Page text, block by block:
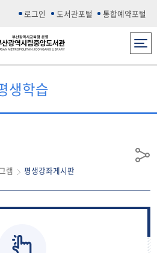
로그인 도서관포털 통합예약포털
전체메뉴
생학습
램 평생강좌게시판
공